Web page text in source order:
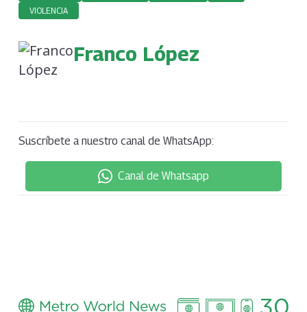
VIOLENCIA
Franco López
Suscríbete a nuestro canal de WhatsApp:
Canal de Whatsapp